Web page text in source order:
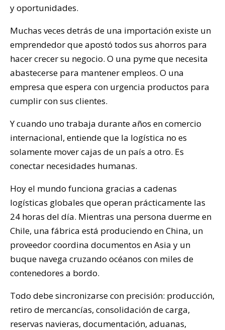
y oportunidades.
Muchas veces detrás de una importación existe un
emprendedor que apostó todos sus ahorros para
hacer crecer su negocio. O una pyme que necesita
abastecerse para mantener empleos. O una
empresa que espera con urgencia productos para
cumplir con sus clientes.
Y cuando uno trabaja durante años en comercio
internacional, entiende que la logística no es
solamente mover cajas de un país a otro. Es
conectar necesidades humanas.
Hoy el mundo funciona gracias a cadenas
logísticas globales que operan prácticamente las
24 horas del día. Mientras una persona duerme en
Chile, una fábrica está produciendo en China, un
proveedor coordina documentos en Asia y un
buque navega cruzando océanos con miles de
contenedores a bordo.
Todo debe sincronizarse con precisión: producción,
retiro de mercancías, consolidación de carga,
reservas navieras, documentación, aduanas,